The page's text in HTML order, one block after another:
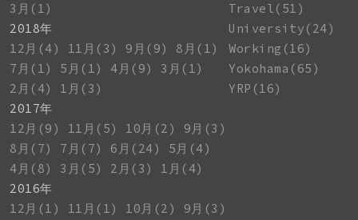
3月(1)
2018年
12月(4)
11月(3) 9月(9)
8月(1)
7月(1)
5月(1) 4月(9)
3月(1)
2月(4)
1月(3)
2017年
12月(9)
11月(5) 10月(2)
9月(3)
8月(7)
7月(7) 6月(24)
5月(4)
4月(8)
3月(5) 2月(3)
1月(4)
2016年
12月(1)
11月(1) 10月(2)
9月(3)
Travel(51)
University(24)
Working(16)
Yokohama(65)
YRP(16)